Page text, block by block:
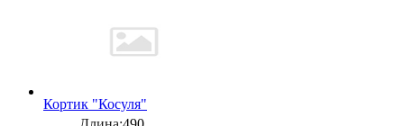
Кортик "Косуля"